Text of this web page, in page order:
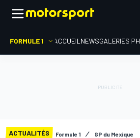
FORMULE 1 ACCUEIL NEWSGALERIES
ACTUALITÉS Formule 1 GP du Mexique